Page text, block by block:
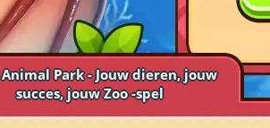
Animal Park - Jouw dieren, jouw
succes, jouw Zoo -spel